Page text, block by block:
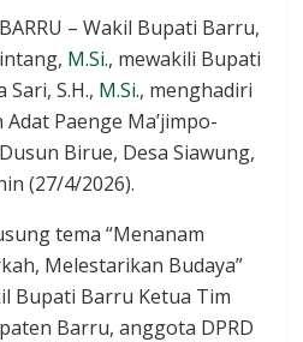
– Wakil Bupati Barru,
M.Si., mewakili Bupati
S.H., M.Si., menghadiri
Paenge Ma’jimpo-
Birue, Desa Siawung,
(27/4/2026).
tema “Menanam
Melestarikan Budaya”
Bupati Barru Ketua Tim
Barru, anggota DPRD